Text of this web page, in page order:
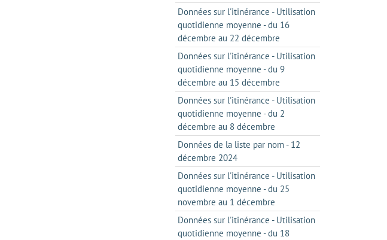
Données sur l'itinérance - Utilisation
quotidienne moyenne - du 16
décembre au 22 décembre
Données sur l'itinérance - Utilisation
quotidienne moyenne - du 9
décembre au 15 décembre
Données sur l'itinérance - Utilisation
quotidienne moyenne - du 2
décembre au 8 décembre
Données de la liste par nom - 12
décembre 2024
Données sur l'itinérance - Utilisation
quotidienne moyenne - du 25
novembre au 1 décembre
Données sur l'itinérance - Utilisation
quotidienne moyenne - du 18